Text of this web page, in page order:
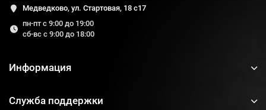
Медведково, ул. Стартовая, 18 с17
пн-пт с 9:00 до 19:00
сб-вс с 9:00 до 18:00
Информация
Служба поддержки